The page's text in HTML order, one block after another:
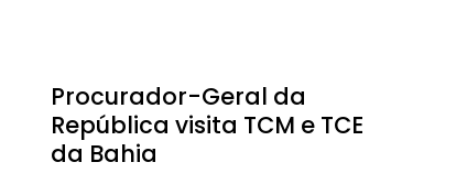
Procurador-Geral da
República visita TCM e TCE
da Bahia